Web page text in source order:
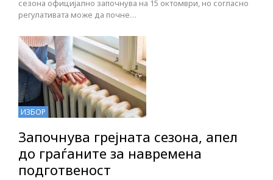
сезона официјално започнува на 15 октомври, но согласно
регулативата може да почне…
ИЗБОР
Започнува грејната сезона, апел
до граѓаните за навремена
подготвеност